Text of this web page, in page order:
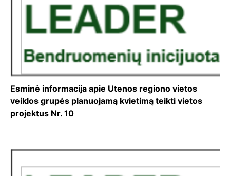
Esminė informacija apie Utenos regiono vietos
veiklos grupės planuojamą kvietimą teikti vietos
projektus Nr. 10